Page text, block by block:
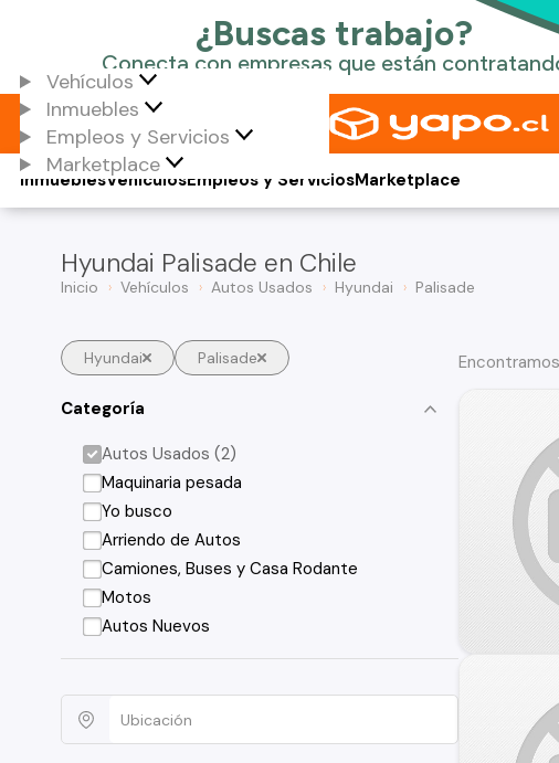
Vehículos
Inmuebles
Empleos y Servicios
Marketplace
Vehículos
Inmuebles Empleos y ServiciosMarketplace
Hyundai Palisade en Chile
Inicio Vehículos Autos Usados Hyundai Palisade
Hyundai Palisade
Categoría
Autos Usados (2)
Maquinaria pesada
Yo busco
Arriendo de Autos
Camiones, Buses y Casa Rodante
Motos
Autos Nuevos